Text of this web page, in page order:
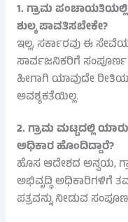
1. ಗ್ರಾಮ
ಶುಲ್ಕ ಪಾವತಿಸಬೇಕೇ?
ಇಲ್ಲ, ಸರ್ಕಾರವು ಈ
ಸಾರ್ವಜನಿಕರಿಗೆ
ಹೀಗಾಗಿ ಯಾವುದೇ ರೀತಿಯ
ಅವಶ್ಯಕತೆಯಿಲ್ಲ.
2. ಗ್ರಾಮ ಮಟ್ಟದಲ್ಲಿ
ಅಧಿಕಾರ ಹೊಂದಿದ್ದಾರೆ?
ಹೊಸ ಆದೇಶದ ಅನ್ವಯ,
ಅಭಿವೃದ್ಧಿ ಅಧಿಕಾರಿಗಳಿಗೆ
ಪತ್ರವನ್ನು ನೀಡುವ